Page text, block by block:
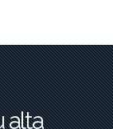
alta